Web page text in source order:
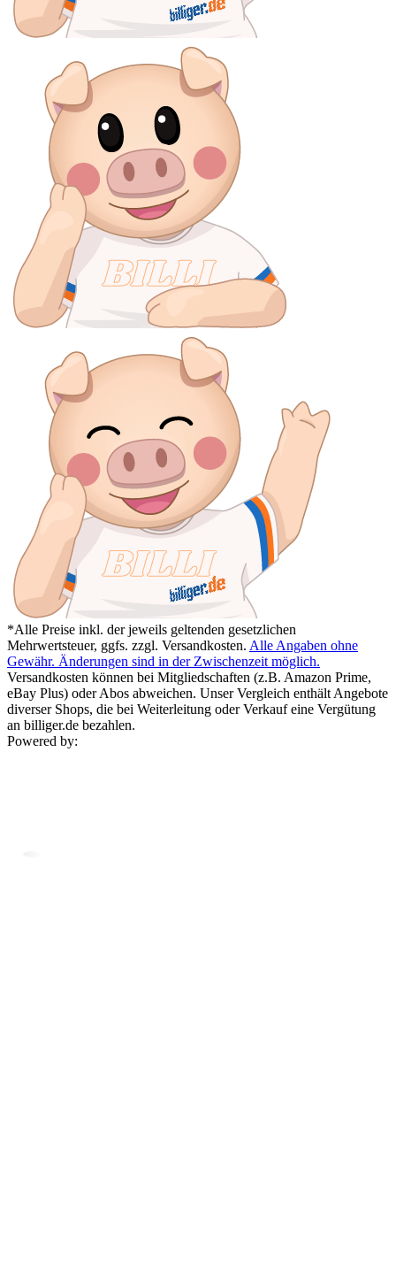
*Alle Preise inkl. der jeweils geltenden gesetzlichen
Mehrwertsteuer, ggfs. zzgl. Versandkosten. Alle Angaben ohne
Gewähr. Änderungen sind in der Zwischenzeit möglich.
Versandkosten können bei Mitgliedschaften (z.B. Amazon Prime,
eBay Plus) oder Abos abweichen. Unser Vergleich enthält Angebote
diverser Shops, die bei Weiterleitung oder Verkauf eine Vergütung
an billiger.de bezahlen.
Powered by: